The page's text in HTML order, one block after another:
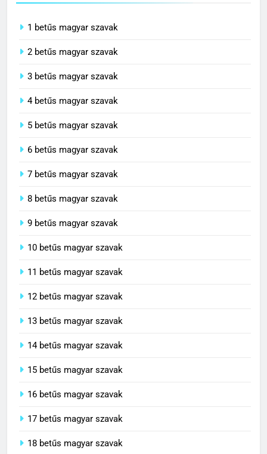
1 betűs magyar szavak
2 betűs magyar szavak
3 betűs magyar szavak
4 betűs magyar szavak
5 betűs magyar szavak
6 betűs magyar szavak
7 betűs magyar szavak
8 betűs magyar szavak
9 betűs magyar szavak
10 betűs magyar szavak
11 betűs magyar szavak
12 betűs magyar szavak
13 betűs magyar szavak
14 betűs magyar szavak
15 betűs magyar szavak
16 betűs magyar szavak
17 betűs magyar szavak
18 betűs magyar szavak